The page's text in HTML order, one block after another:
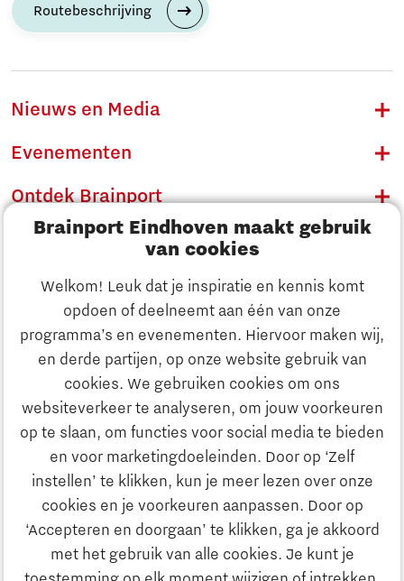
Brainport Eindhoven maakt gebruik
van cookies
Welkom! Leuk dat je inspiratie en kennis komt
opdoen of deelneemt aan één van onze
programma’s en evenementen. Hiervoor maken wij,
en derde partijen, op onze website gebruik van
cookies. We gebruiken cookies om ons
websiteverkeer te analyseren, om jouw voorkeuren
op te slaan, om functies voor social media te bieden
en voor marketingdoeleinden. Door op ‘Zelf
instellen’ te klikken, kun je meer lezen over onze
cookies en je voorkeuren aanpassen. Door op
‘Accepteren en doorgaan’ te klikken, ga je akkoord
met het gebruik van alle cookies. Je kunt je
Ontdek Brainport
Innovatie
Ondernemen
Onderwijs
Routebeschrijving
Nieuws en Media
Evenementen
Ontdek Brainport
Innovatie
Ondernemen
Onderwijs
Maatschappelijk
Strategie & Organisatie
Zoeken
Contact
Naar internationale website